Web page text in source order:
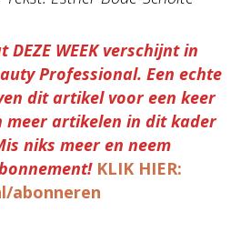
WEEK verschijnt in
Professional. Een echte
dit artikel voor een keer
meer artikelen in dit kader
niks meer en neem
KLIK HIER:
abonneren